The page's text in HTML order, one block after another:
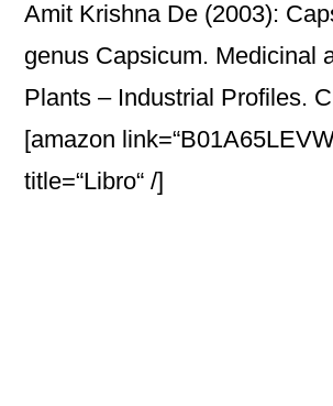
Amit Krishna De (2003):
genus Capsicum. Medicinal
Plants – Industrial Profiles.
[amazon
title=“Libro“ /]